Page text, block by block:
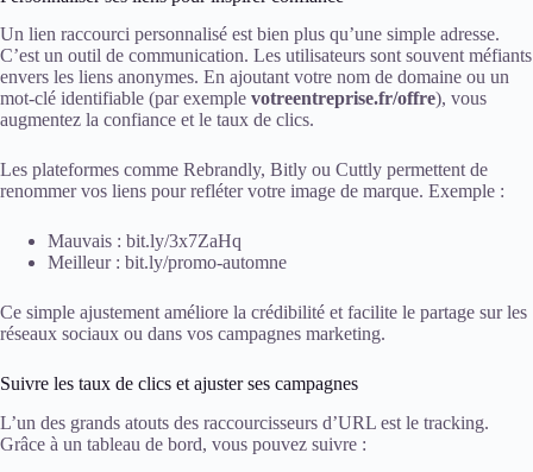
Un lien raccourci personnalisé est bien plus qu’une simple adresse.
C’est un outil de communication. Les utilisateurs sont souvent méfiants
envers les liens anonymes. En ajoutant votre nom de domaine ou un
mot-clé identifiable (par exemple votreentreprise.fr/offre), vous
augmentez la confiance et le taux de clics.
Les plateformes comme Rebrandly, Bitly ou Cuttly permettent de
renommer vos liens pour refléter votre image de marque. Exemple :
Mauvais : bit.ly/3x7ZaHq
Meilleur : bit.ly/promo-automne
Ce simple ajustement améliore la crédibilité et facilite le partage sur les
réseaux sociaux ou dans vos campagnes marketing.
Suivre les taux de clics et ajuster ses campagnes
L’un des grands atouts des raccourcisseurs d’URL est le tracking.
Grâce à un tableau de bord, vous pouvez suivre :